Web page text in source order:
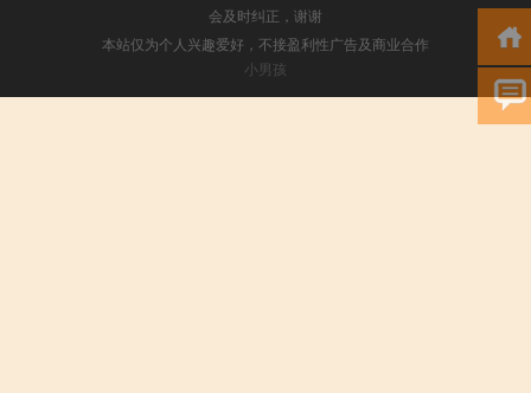
会及时纠正，谢谢
本站仅为个人兴趣爱好，不接盈利性广告及商业合作
小男孩